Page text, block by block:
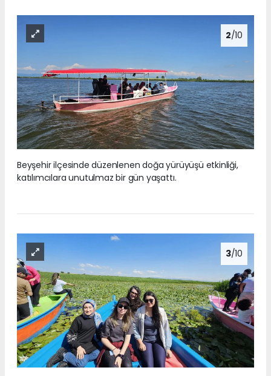
2/10
Beyşehir ilçesinde düzenlenen doğa yürüyüşü etkinliği,
katılımcılara unutulmaz bir gün yaşattı.
3/10